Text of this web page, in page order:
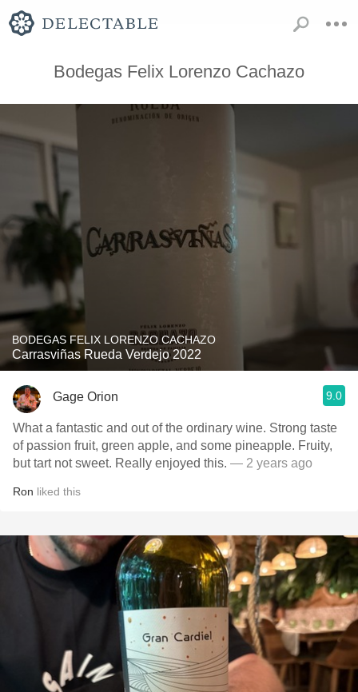
Bodegas Felix Lorenzo Cachazo
BODEGAS FELIX LORENZO CACHAZO
Carrasviñas Rueda Verdejo 2022
Gage Orion 9.0
What a fantastic and out of the ordinary wine. Strong taste
of passion fruit, green apple, and some pineapple. Fruity,
but tart not sweet. Really enjoyed this. — 2 years ago
Ron liked this